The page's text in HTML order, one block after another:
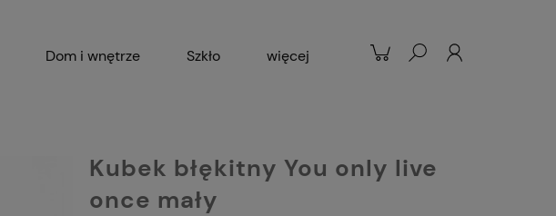
Dom i wnętrze Szkło więcej
Kubek błękitny You only live
once mały